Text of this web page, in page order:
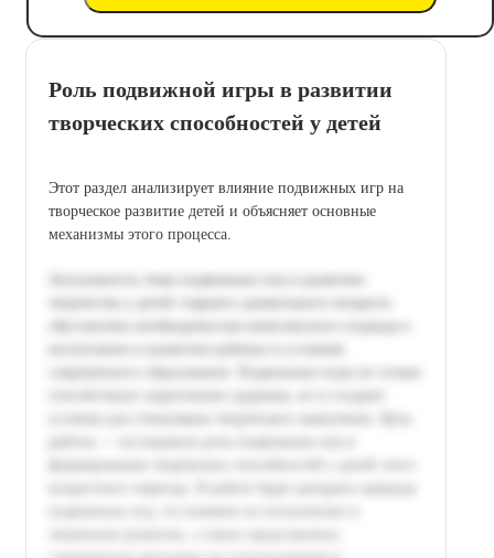
Роль подвижной игры в развитии
творческих способностей у детей
Этот раздел анализирует влияние подвижных игр на
творческое развитие детей и объясняет основные
механизмы этого процесса.